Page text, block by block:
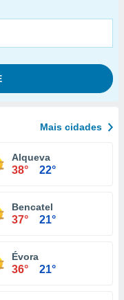
Mais cidades
Alqueva
38° 22°
Bencatel
37° 21°
Évora
36° 21°